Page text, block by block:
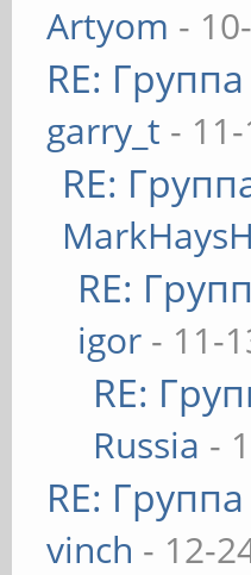
Artyom -
RE:
garry_t -
RE:
RE:
igor - 11-
RE:
Russia -
RE:
vinch - 12-